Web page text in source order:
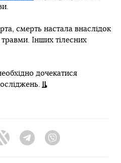
смерть настала внаслідок
Інших тілесних
дочекатися
Twitter TelegramViber